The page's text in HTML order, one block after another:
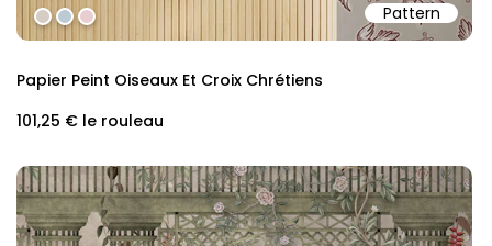
Pattern
#d5ccc3
#bccad3
#e8ced1
Papier Peint Oiseaux Et Croix Chrétiens
101,25 € le rouleau